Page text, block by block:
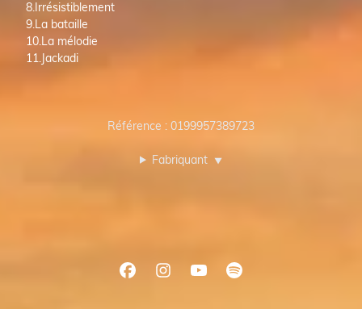
8.Irrésistiblement
9.La bataille
10.La mélodie
11.Jackadi
Référence : 0199957389723
Fabriquant ▼